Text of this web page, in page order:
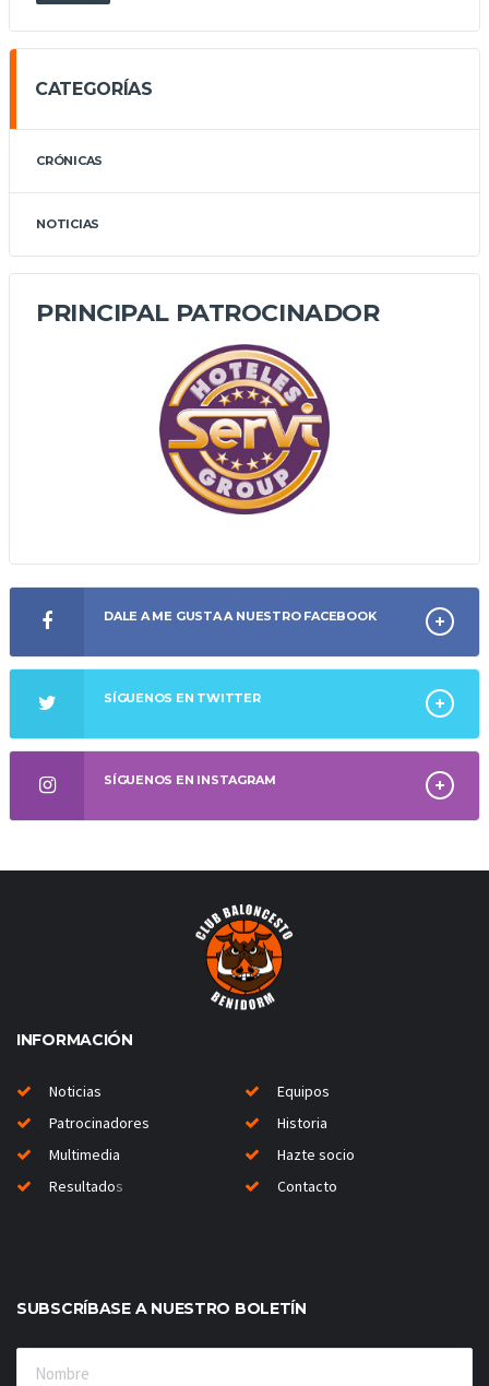
CATEGORÍAS
CRÓNICAS
NOTICIAS
PRINCIPAL PATROCINADOR
DALE A ME GUSTA A NUESTRO FACEBOOK
SÍGUENOS EN TWITTER
SÍGUENOS EN INSTAGRAM
INFORMACIÓN
Noticias
Equipos
Patrocinadores
Historia
Multimedia
Hazte socio
Resultados Contacto
SUBSCRÍBASE A NUESTRO BOLETÍN